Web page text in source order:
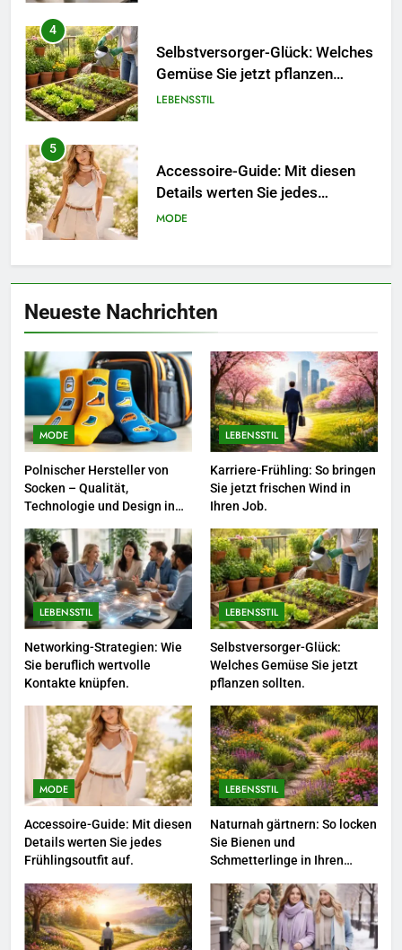
4
Selbstversorger-Glück: Welches
Gemüse Sie jetzt pflanzen
sollten.
LEBENSSTIL
5
Accessoire-Guide: Mit diesen
Details werten Sie jedes
Frühlingsoutfit auf.
MODE
6
Sie Bienen und Schmetterlinge
in Ihren Garten.
LEBENSSTIL
7
Berufliche Neuorientierung: Mut
zum Quereinstieg in der neuen
Saison.
LEBENSSTIL
8
Farbenpracht statt Wintergrau:
So kombinieren Sie Pastelltöne
in diesem Jahr.
MODE
1
Polnischer Hersteller von
Socken – Qualität, Technologie
und Design in einem
2
Karriere-Frühling: So bringen Sie
jetzt frischen Wind in Ihren Job.
3
Networking-Strategien: Wie Sie
beruflich wertvolle Kontakte
knüpfen.
LEBENSSTIL
Neueste Nachrichten
MODE
Polnischer Hersteller von
Socken – Qualität,
Technologie und Design in
LEBENSSTIL
Karriere-Frühling: So bringen
Sie jetzt frischen Wind in
Ihren Job.
LEBENSSTIL
Networking-Strategien: Wie
Sie beruflich wertvolle
Kontakte knüpfen.
LEBENSSTIL
Selbstversorger-Glück:
Welches Gemüse Sie jetzt
pflanzen sollten.
MODE
Accessoire-Guide: Mit diesen
Details werten Sie jedes
Frühlingsoutfit auf.
LEBENSSTIL
Naturnah gärtnern: So locken
Sie Bienen und
Schmetterlinge in Ihren